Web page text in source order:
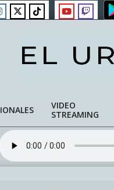
VIDEO
STREAMING